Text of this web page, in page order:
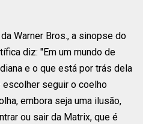
Warner Bros., a sinopse do
diz: "Em um mundo de
e o que está por trás dela
escolher seguir o coelho
embora seja uma ilusão,
ou sair da Matrix, que é